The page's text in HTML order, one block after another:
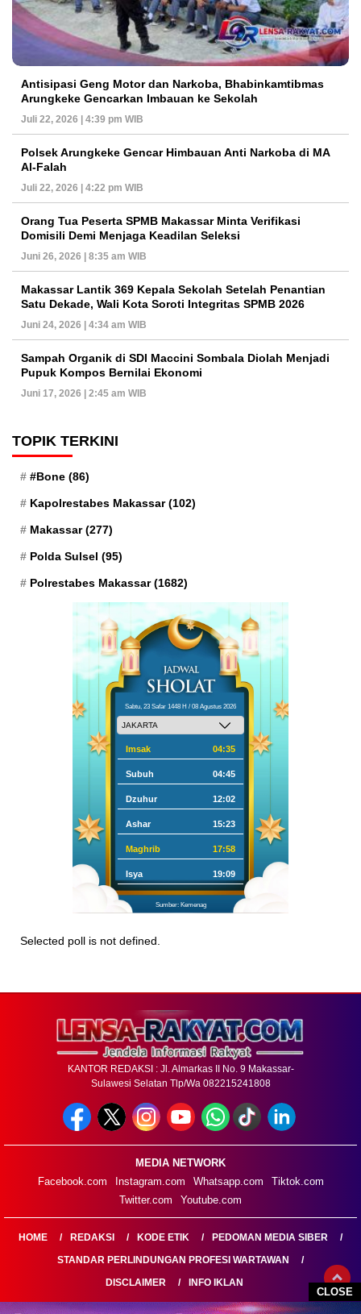
CLOSE
Antisipasi Geng Motor dan Narkoba, Bhabinkamtibmas
Arungkeke Gencarkan Imbauan ke Sekolah
Juli 22, 2026 | 4:39 pm WIB
Polsek Arungkeke Gencar Himbauan Anti Narkoba di MA
Al-Falah
Juli 22, 2026 | 4:22 pm WIB
Orang Tua Peserta SPMB Makassar Minta Verifikasi
Domisili Demi Menjaga Keadilan Seleksi
Juni 26, 2026 | 8:35 am WIB
Makassar Lantik 369 Kepala Sekolah Setelah Penantian
Satu Dekade, Wali Kota Soroti Integritas SPMB 2026
Juni 24, 2026 | 4:34 am WIB
Sampah Organik di SDI Maccini Sombala Diolah Menjadi
Pupuk Kompos Bernilai Ekonomi
Juni 17, 2026 | 2:45 am WIB
TOPIK TERKINI
#Bone (86)
Kapolrestabes Makassar(102)
Makassar(277)
Polda Sulsel (95)
Polrestabes Makassar(1682)
Sabtu, 23 Safar 1448 H / 08 Agustus 2026
Imsak 04:35
Subuh 04:45
Dzuhur 12:02
Ashar 15:23
Maghrib 17:58
Isya 19:09
Sumber: Kemenag
Selected poll is not defined.
KANTOR REDAKSI : Jl. Almarkas II No. 9 Makassar-
Sulawesi Selatan Tlp/Wa 082215241808
MEDIA NETWORK
Facebook.com
Instagram.com Whatsapp.com
Tiktok.com
Twitter.com
Youtube.com
HOME REDAKSI KODE ETIK
PEDOMAN MEDIA SIBER
STANDAR PERLINDUNGAN PROFESI WARTAWAN
DISCLAIMER
INFO IKLAN